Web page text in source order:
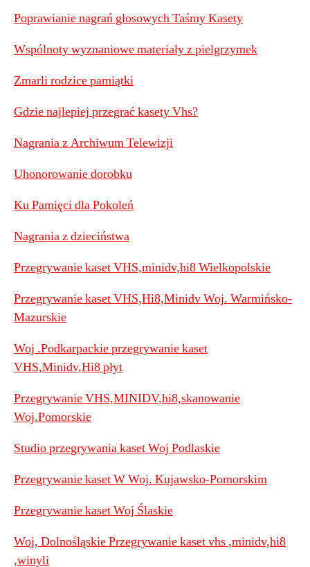
Poprawianie nagrań głosowych Taśmy Kasety
Wspólnoty wyznaniowe materiały z pielgrzymek
Zmarli rodzice pamiątki
Gdzie najlepiej przegrać kasety Vhs?
Nagrania z Archiwum Telewizji
Uhonorowanie dorobku
Ku Pamięci dla Pokoleń
Nagrania z dzieciństwa
Przegrywanie kaset VHS,minidv,hi8 Wielkopolskie
Przegrywanie kaset VHS,Hi8,Minidv Woj. Warmińsko-
Mazurskie
Woj .Podkarpackie przegrywanie kaset
VHS,Minidv,Hi8 płyt
Przegrywanie VHS,MINIDV,hi8,skanowanie
Woj.Pomorskie
Studio przegrywania kaset Woj Podlaskie
Przegrywanie kaset W Woj. Kujawsko-Pomorskim
Przegrywanie kaset Woj Ślaskie
Woj, Dolnośląskie Przegrywanie kaset vhs ,minidv,hi8
,winyli